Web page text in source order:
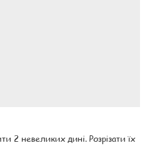
2 невеликих дині. Розрізати їх